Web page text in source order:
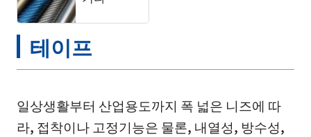
테이프
일상생활부터 산업용도까지 폭 넓은 니즈에 따
라, 접착이나 고정기능은 물론, 내열성, 방수성,